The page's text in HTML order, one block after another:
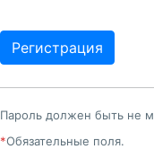
Пароль должен быть не
*Обязательные поля.